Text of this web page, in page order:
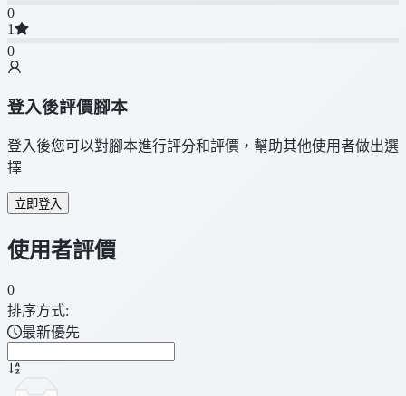
0
1
0
登入後評價腳本
登入後您可以對腳本進行評分和評價，幫助其他使用者做出選
擇
立即登入
使用者評價
0
排序方式:
最新優先